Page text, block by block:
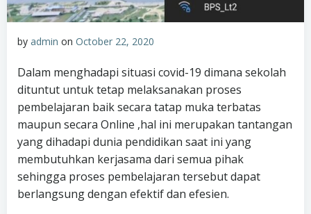
by admin on October 22, 2020
Dalam menghadapi situasi covid-19 dimana sekolah
dituntut untuk tetap melaksanakan proses
pembelajaran baik secara tatap muka terbatas
maupun secara Online ,hal ini merupakan tantangan
yang dihadapi dunia pendidikan saat ini yang
membutuhkan kerjasama dari semua pihak
sehingga proses pembelajaran tersebut dapat
berlangsung dengan efektif dan efesien.